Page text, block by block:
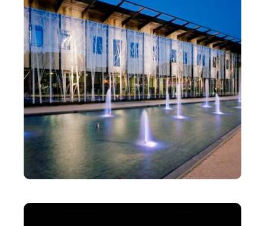
L’école du spectateur
Spectacles scolaires
Dossiers pédagogiques